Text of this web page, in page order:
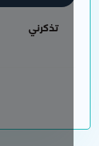
تذكرني